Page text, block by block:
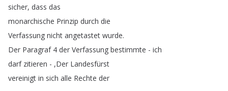
sicher, dass das
monarchische Prinzip durch die
Verfassung nicht angetastet wurde.
Der Paragraf4 der Verfassung bestimmte - ich
darf zitieren - ,Der Landesfürst
vereinigt in sich alle Rechte der